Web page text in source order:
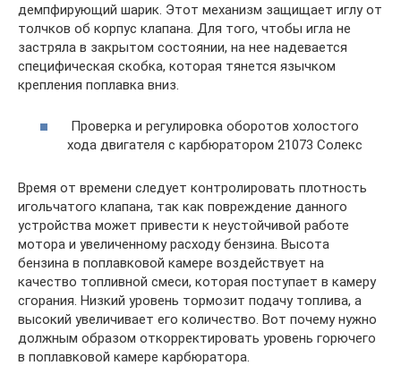
демпфирующий шарик. Этот механизм защищает иглу от
толчков об корпус клапана. Для того, чтобы игла не
застряла в закрытом состоянии, на нее надевается
специфическая скобка, которая тянется язычком
крепления поплавка вниз.
Проверка и регулировка оборотов холостого
хода двигателя с карбюратором 21073 Солекс
Время от времени следует контролировать плотность
игольчатого клапана, так как повреждение данного
устройства может привести к неустойчивой работе
мотора и увеличенному расходу бензина. Высота
бензина в поплавковой камере воздействует на
качество топливной смеси, которая поступает в камеру
сгорания. Низкий уровень тормозит подачу топлива, а
высокий увеличивает его количество. Вот почему нужно
должным образом откорректировать уровень горючего
в поплавковой камере карбюратора.